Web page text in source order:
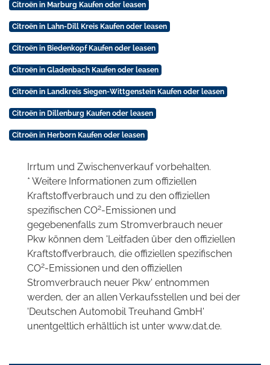
Citroën in Marburg Kaufen oder leasen
Citroën in Lahn-Dill Kreis Kaufen oder leasen
Citroën in Biedenkopf Kaufen oder leasen
Citroën in Gladenbach Kaufen oder leasen
Citroën in Landkreis Siegen-Wittgenstein Kaufen oder leasen
Citroën in Dillenburg Kaufen oder leasen
Citroën in Herborn Kaufen oder leasen
Irrtum und Zwischenverkauf vorbehalten.
* Weitere Informationen zum offiziellen
Kraftstoffverbrauch und zu den offiziellen
spezifischen CO2-Emissionen und
gegebenenfalls zum Stromverbrauch neuer
Pkw können dem 'Leitfaden über den offiziellen
Kraftstoffverbrauch, die offiziellen spezifischen
CO2-Emissionen und den offiziellen
Stromverbrauch neuer Pkw' entnommen
werden, der an allen Verkaufsstellen und bei der
'Deutschen Automobil Treuhand GmbH'
unentgeltlich erhältlich ist unter www.dat.de.